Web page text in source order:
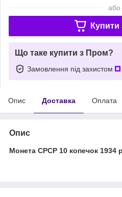
або
Купити
Що таке купити з Пром?
Замовлення під захистом
Опис Доставка Оплата
Опис
Монета СРСР 10 копечок 1934